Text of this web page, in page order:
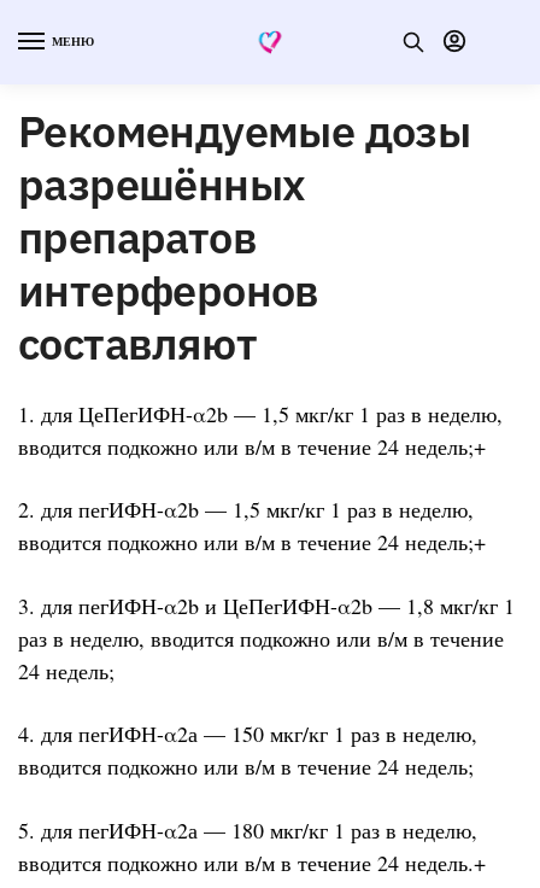
МЕНЮ
Рекомендуемые дозы
разрешённых
препаратов
интерферонов
составляют
1. для ЦеПегИФН-α2b — 1,5 мкг/кг 1 раз в неделю,
вводится подкожно или в/м в течение 24 недель;+
2. для пегИФН-α2b — 1,5 мкг/кг 1 раз в неделю,
вводится подкожно или в/м в течение 24 недель;+
3. для пегИФН-α2b и ЦеПегИФН-α2b — 1,8 мкг/кг 1
раз в неделю, вводится подкожно или в/м в течение
24 недель;
4. для пегИФН-α2а — 150 мкг/кг 1 раз в неделю,
вводится подкожно или в/м в течение 24 недель;
5. для пегИФН-α2а — 180 мкг/кг 1 раз в неделю,
вводится подкожно или в/м в течение 24 недель.+